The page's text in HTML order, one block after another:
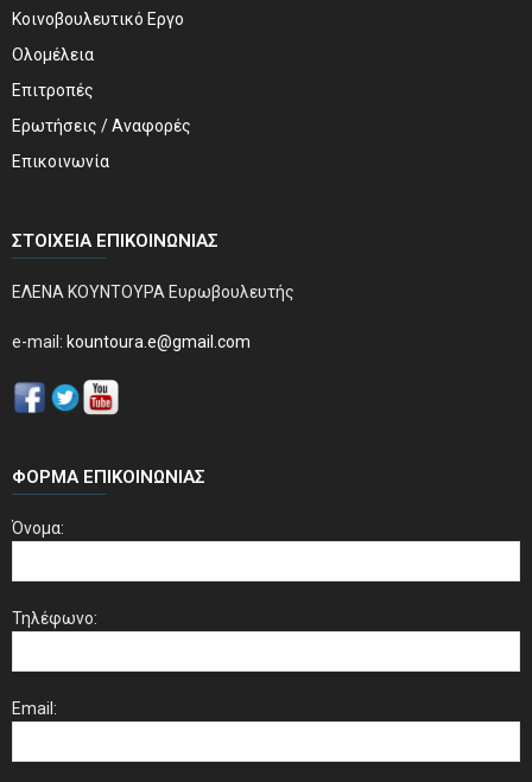
Κοινοβουλευτικό Εργο
Ολομέλεια
Επιτροπές
Ερωτήσεις / Αναφορές
Επικοινωνία
ΣΤΟΙΧΕΊΑ ΕΠΙΚΟΙΝΩΝΊΑΣ
ΕΛΕΝΑ ΚΟΥΝΤΟΥΡΑ Ευρωβουλευτής
e-mail: kountoura.e@gmail.com
ΦΌΡΜΑ ΕΠΙΚΟΙΝΩΝΊΑΣ
Όνομα:
Τηλέφωνο:
Email: